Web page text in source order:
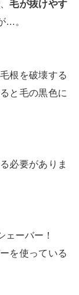
毛が抜けやす
…。
根を破壊する
と毛の黒色に
必要がありま
ェーバー！
を使っている